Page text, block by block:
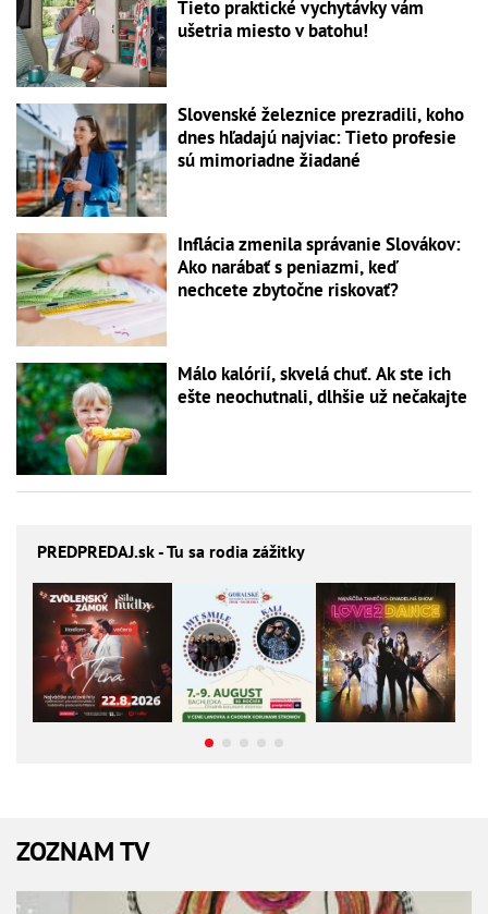
Tieto praktické vychytávky vám
ušetria miesto v batohu!
Slovenské železnice prezradili, koho
dnes hľadajú najviac: Tieto profesie
sú mimoriadne žiadané
Inflácia zmenila správanie Slovákov:
Ako narábať s peniazmi, keď
nechcete zbytočne riskovať?
Málo kalórií, skvelá chuť. Ak ste ich
ešte neochutnali, dlhšie už nečakajte
PREDPREDAJ.sk - Tu sa rodia zážitky
ZOZNAM TV